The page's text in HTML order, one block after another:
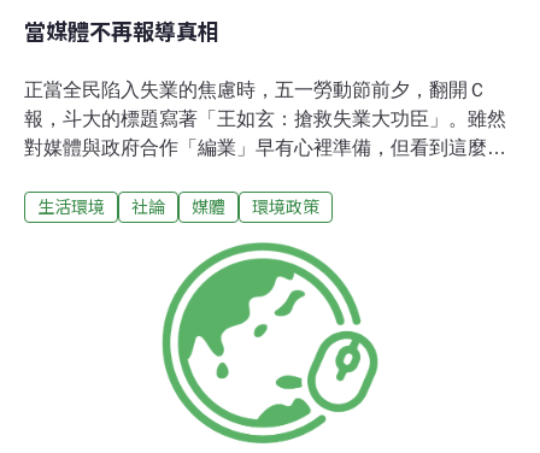
當媒體不再報導真相
正當全民陷入失業的焦慮時，五一勞動節前夕，翻開Ｃ
報，斗大的標題寫著「王如玄：搶救失業大功臣」。雖然
對媒體與政府合作「編業」早有心裡準備，但看到這麼露
取笑了一番。我笑不出來，我很想哭。當有權者變成真相
Ｕ報，標題寫的是「短就、充電、王如玄：盡力救急」。
媒體圈的人都心知肚明，這些都是「置入性行銷」，講白
一點，就是某個政府單位「買」了這則新聞，而「賣」了
這則新聞的媒體，叫記者寫了這則報導。當新聞存在買賣
關係，要是你會怎麼寫？然而讀者每天花10元買這份報
紙，是真心相信這個媒體能給他們真相。如果他們知道，
這個買賣關係花的還是他們的納稅錢，你覺得他們會怎麼
生活環境 社論 媒體 環境政策